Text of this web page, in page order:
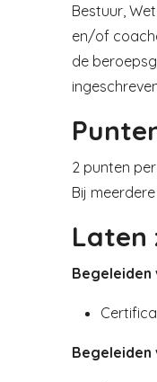
Bestuur,
en/of
de
2 punten
Bij
Laten
Begeleiden
Begeleiden